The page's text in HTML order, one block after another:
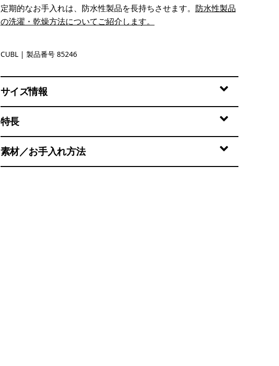
定期的なお手入れは、防水性製品を長持ちさせます。 防水性製品
の洗濯・乾燥方法についてご紹介します。
Current Blue
CUBL | 製品番号 85246
サイズ情報
特長
素材／お手入れ方法